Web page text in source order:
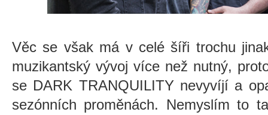
Věc se však má v celé šíři trochu
muzikantský vývoj více než nutný,
se DARK TRANQUILITY nevyvíjí a
sezónních proměnách. Nemyslím to